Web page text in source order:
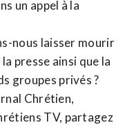
un appel à la
nous laisser mourir
presse ainsi que la
groupes privés ?
Chrétien,
TV, partagez